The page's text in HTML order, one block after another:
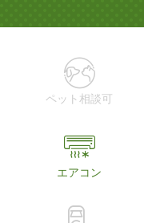
ペット相談可
エアコン